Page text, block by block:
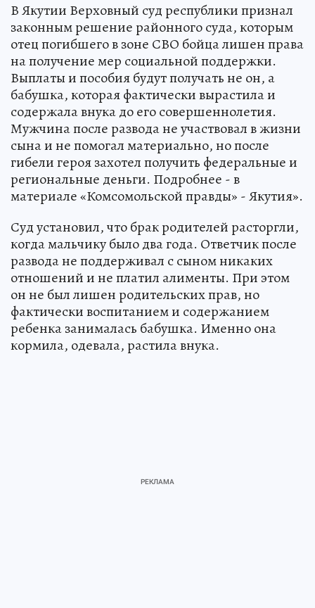
В Якутии Верховный суд республики признал
законным решение районного суда, которым
отец погибшего в зоне СВО бойца лишен права
на получение мер социальной поддержки.
Выплаты и пособия будут получать не он, а
бабушка, которая фактически вырастила и
содержала внука до его совершеннолетия.
Мужчина после развода не участвовал в жизни
сына и не помогал материально, но после
гибели героя захотел получить федеральные и
региональные деньги. Подробнее - в
материале «Комсомольской правды» - Якутия».
Суд установил, что брак родителей расторгли,
когда мальчику было два года. Ответчик после
развода не поддерживал с сыном никаких
отношений и не платил алименты. При этом
он не был лишен родительских прав, но
фактически воспитанием и содержанием
ребенка занималась бабушка. Именно она
кормила, одевала, растила внука.